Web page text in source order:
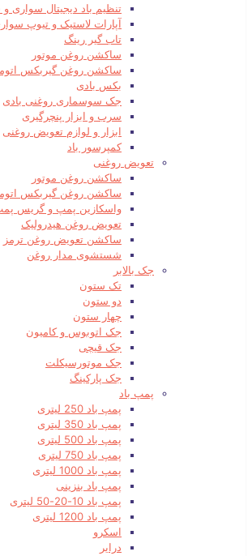
تنظیم باد دیجیتال سواری
آپارات لاستیک و تیوپ
تاب گیر رینگ
ساکشن روغن موتور
ساکشن روغن گیربکس
بکس بادی
جک سوسماری روغنی بادی
سرب و ابزار پنچرگیری
ابزار و لوازم تعویض روغنی
کمپرسور باد
تعویض روغنی
ساکشن روغن موتور
ساکشن روغن گیربکس
واسکازین پمپ و گریس
تعویض روغن هیدرولیک
ساکشن تعویض روغن ترمز
شستشوی مدار روغن
جک بالابر
تک ستون
دو ستون
چهار ستون
جک اتوبوس و کامیون
جک قیچی
جک موتورسیکلت
جک پارکینگ
پمپ باد
پمپ باد 250 لیتری
پمپ باد 350 لیتری
پمپ باد 500 لیتری
پمپ باد 750 لیتری
پمپ باد 1000 لیتری
پمپ باد بنزینی
پمپ باد 10-20-50 لیتری
پمپ باد 1200 لیتری
اسکرو
درایر